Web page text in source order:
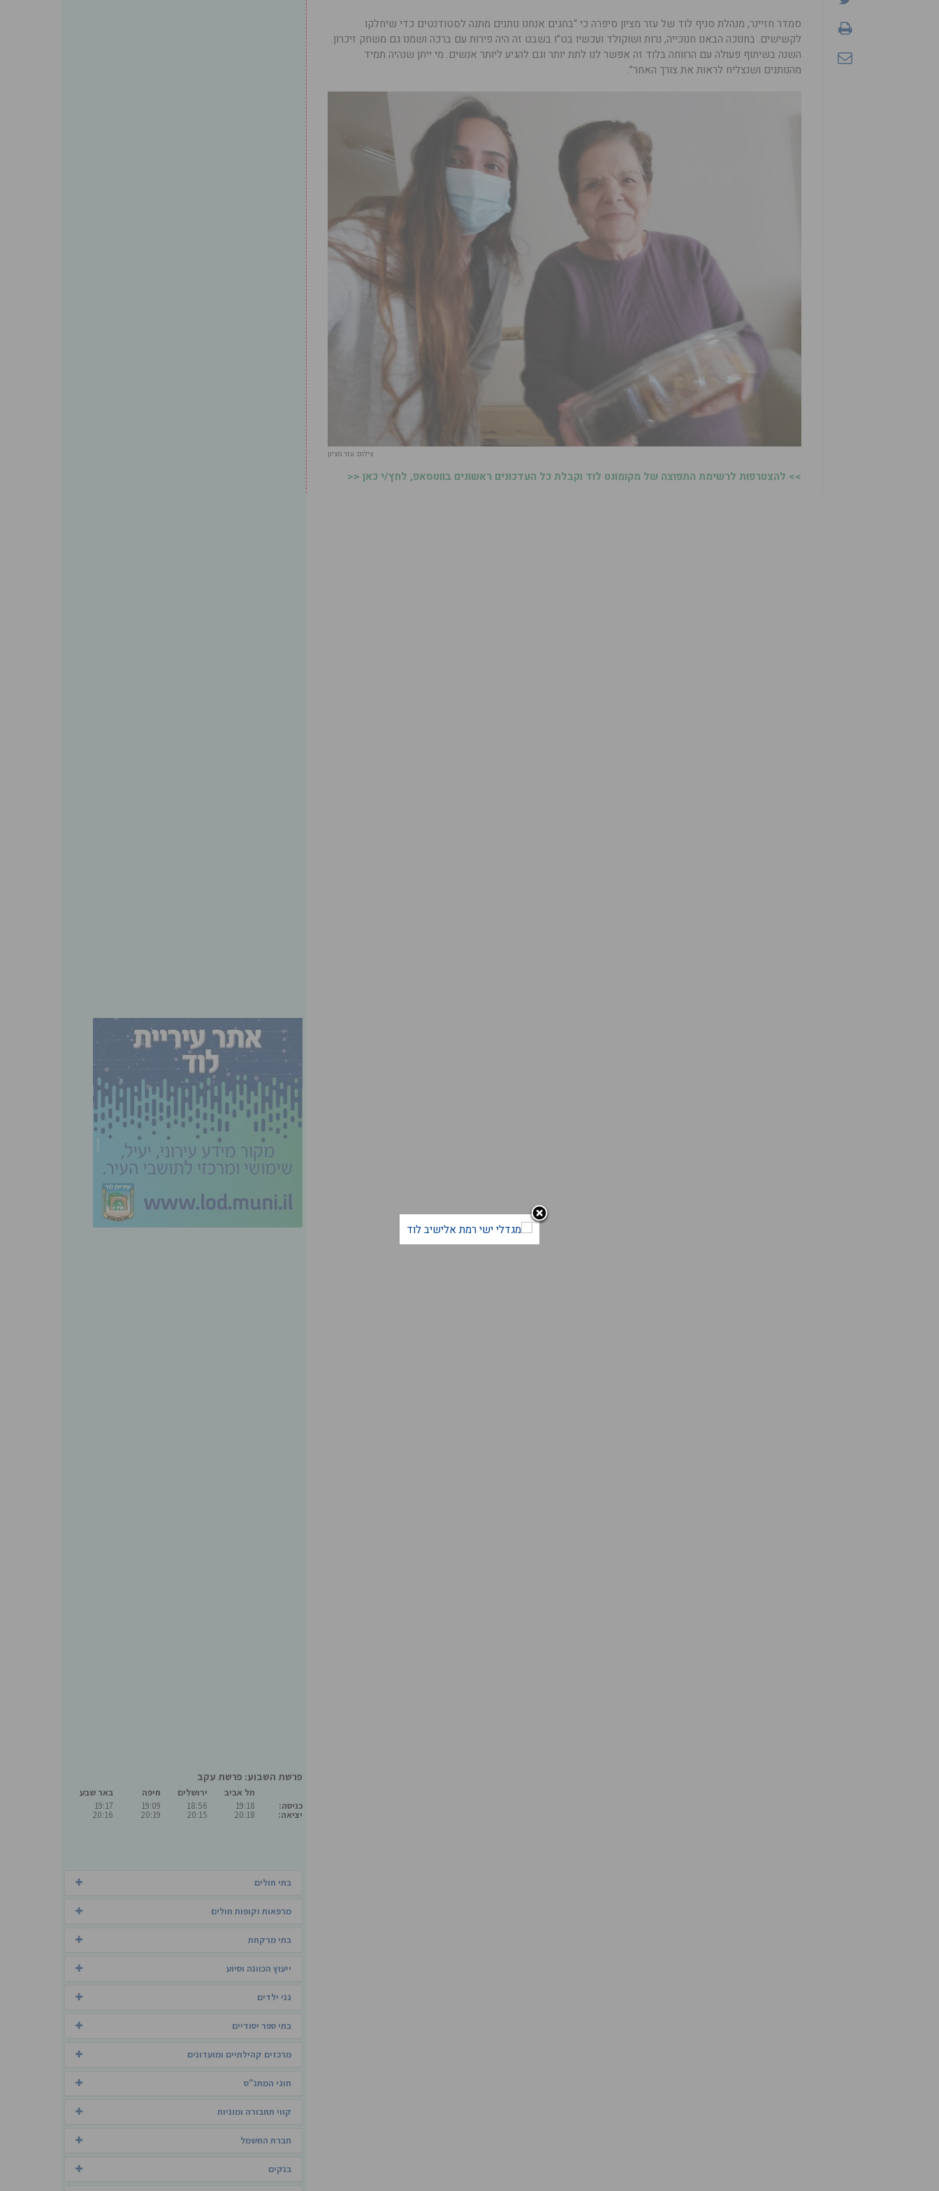
סמדר חזיינר, מנהלת סניף לוד של עזר מציון סיפרה כי “בחגים אנחנו נותנים מתנה לסטודנטים כדי שיחלקו
לקשישים. בחנוכה הבאנו חנוכייה, נרות ושוקולד ועכשיו בט”ו בשבט זה היה פירות עם ברכה ושמנו גם משחק זיכרון.
השנה בשיתוף פעולה עם הרווחה בלוד זה אפשר לנו לתת יותר וגם להגיע ליותר אנשים. מי ייתן שנהיה תמיד
מהנותנים ושנצליח לראות את צורך האחר”.
צילום: עזר מציון
>> להצטרפות לרשימת התפוצה של מקומונט לוד וקבלת כל העדכונים ראשונים בווטסאפ, לחץ/י כאן <<
פרשת השבוע: פרשת עקב
כניסה:
יציאה:
תל אביב
19:18
20:18
ירושלים
18:56
20:15
חיפה
19:09
20:19
באר שבע
19:17
20:16
בתי חולים
מרפאות וקופות חולים
בתי מרקחת
ייעוץ הכוונה וסיוע
גני ילדים
בתי ספר יסודיים
מרכזים קהילתיים ומועדונים
חוגי המתנ"ס
קווי תחבורה ומוניות
חברת החשמל
בנקים